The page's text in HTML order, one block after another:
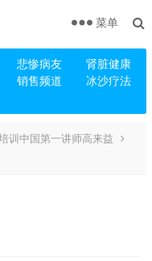
悲惨病友
肾脏健康
销售频道
冰沙疗法
菜单
训中国第一讲师高来益